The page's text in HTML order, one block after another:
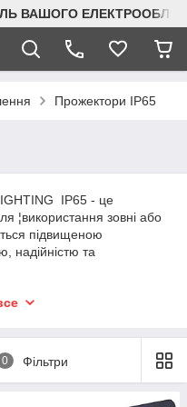
ВАШОГО
Прожектори IP65
IP65 - це
¦використання зовні або
підвищеною
надійністю та
увагу на потужність. Цей
висвітлити прилад. Чим
поширюється промінь
прибудинкової
0 Фільтри